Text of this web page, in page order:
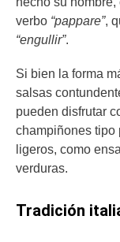
verbo “pappare”,
“engullir”.
Si bien la forma
salsas
pueden disfrutar
champiñones tipo
ligeros, como
verduras.
Tradición